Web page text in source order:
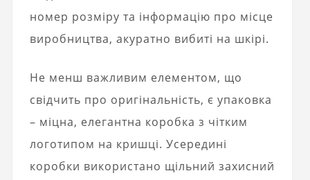
номер розміру та інформацію про місце
виробництва, акуратно вибиті на шкірі.
Не менш важливим елементом, що
свідчить про оригінальність, є упаковка
– міцна, елегантна коробка з чітким
логотипом на кришці. Усередині
коробки використано щільний захисний